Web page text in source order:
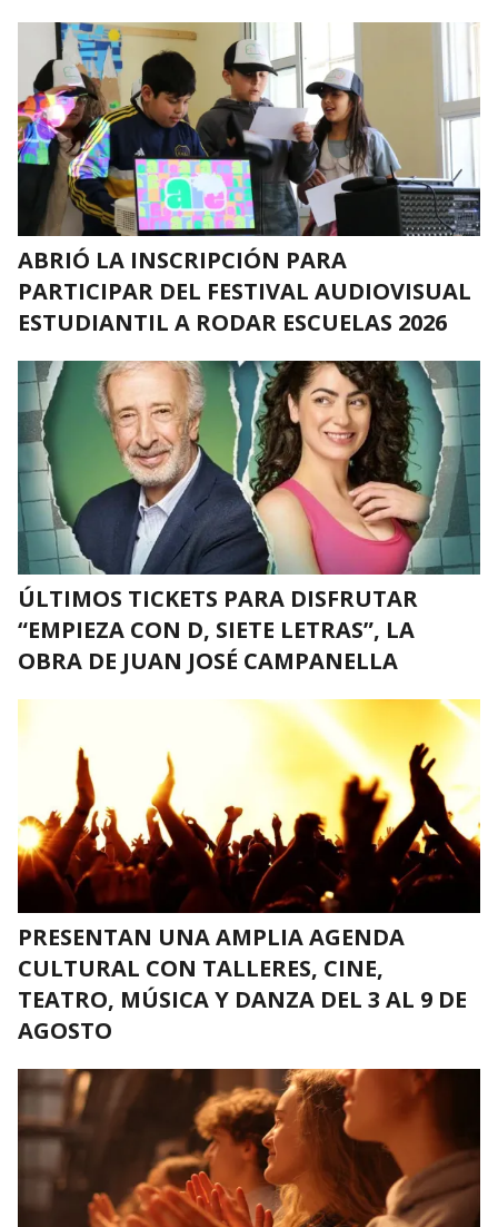
ABRIÓ LA INSCRIPCIÓN PARA
PARTICIPAR DEL FESTIVAL AUDIOVISUAL
ESTUDIANTIL A RODAR ESCUELAS 2026
ÚLTIMOS TICKETS PARA DISFRUTAR
“EMPIEZA CON D, SIETE LETRAS”, LA
OBRA DE JUAN JOSÉ CAMPANELLA
PRESENTAN UNA AMPLIA AGENDA
CULTURAL CON TALLERES, CINE,
TEATRO, MÚSICA Y DANZA DEL 3 AL 9 DE
AGOSTO